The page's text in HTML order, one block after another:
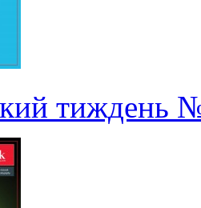
тиждень